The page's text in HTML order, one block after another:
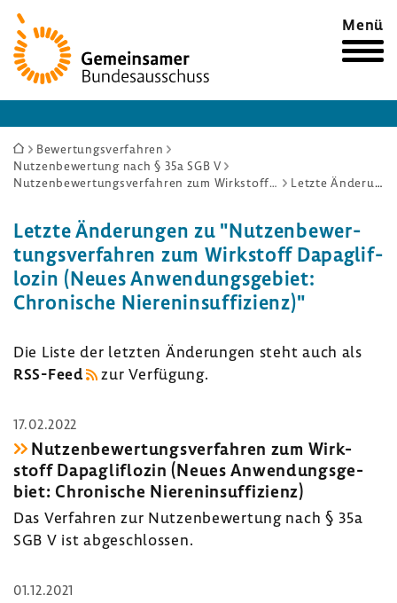
Zur
Startseite
Menü
Sie
sind
Bewertungsverfahren
Nutzenbewertung nach § 35a SGB V
Nutzenbewertungsverfahren zum Wirkstoff Dapagliflozin (Neues Anwendungsgebiet: Chronische Niereninsuffizienz)
Letzte Änderungen
Letzte Ände­rungen zu "Nutzen­be­wer­
tungs­ver­fahren zum Wirk­stoff Dapaglif­
lozin (Neues Anwen­dungs­ge­biet:
Chro­ni­sche Nieren­in­suf­fi­zienz)"
Die Liste der letzten Ände­rungen steht auch als
RSS-​Feed
zur Verfü­gung.
17.02.2022
Nutzen­be­wer­tungs­ver­fahren zum Wirk­
stoff Dapaglif­lozin (Neues Anwen­dungs­ge­
biet: Chro­ni­sche Nieren­in­suf­fi­zienz)
Das Verfahren zur Nutzen­be­wer­tung nach § 35a
SGB V ist abge­schlossen.
01.12.2021